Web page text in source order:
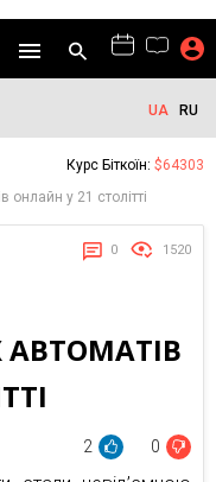
UA RU
Курс Біткоїн: $64303
онлайн у 21 столітті
0 1520
АВТОМАТІВ
2 0